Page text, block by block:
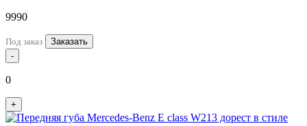
9990
Под заказ
Заказать
-
0
+